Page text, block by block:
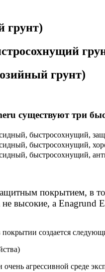
грунт)
грунт)
существуют три
быстросохнущий,
быстросохнущий,
быстросохнущий,
покрытием, в
высокие, а Enagrund
создается
агрессивной среде